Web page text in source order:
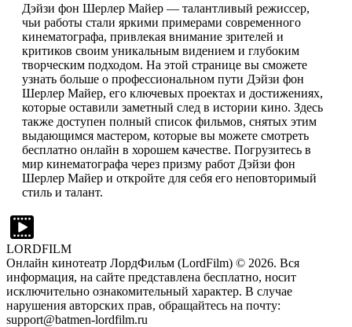
Дэйзи фон Шерлер Майер — талантливый режиссер,
чьи работы стали яркими примерами современного
кинематографа, привлекая внимание зрителей и
критиков своим уникальным видением и глубоким
творческим подходом. На этой странице вы сможете
узнать больше о профессиональном пути Дэйзи фон
Шерлер Майер, его ключевых проектах и достижениях,
которые оставили заметный след в истории кино. Здесь
также доступен полный список фильмов, снятых этим
выдающимся мастером, которые вы можете смотреть
бесплатно онлайн в хорошем качестве. Погрузитесь в
мир кинематографа через призму работ Дэйзи фон
Шерлер Майер и откройте для себя его неповторимый
стиль и талант.
LORDFILM
Онлайн кинотеатр ЛордФильм (LordFilm) © 2026. Вся
информация, на сайте представлена бесплатно, носит
исключительно ознакомительный характер. В случае
нарушения авторских прав, обращайтесь на почту:
support@batmen-lordfilm.ru